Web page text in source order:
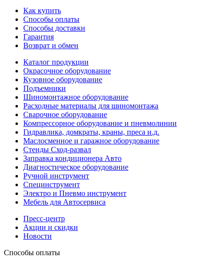
Как купить
Способы оплаты
Способы доставки
Гарантия
Возврат и обмен
Каталог продукции
Окрасочное оборудование
Кузовное оборудование
Подъемники
Шиномонтажное оборудование
Расходные материалы для шиномонтажа
Сварочное оборудование
Компрессорное оборудование и пневмолинии
Гидравлика, домкраты, краны, преса и.д.
Маслосменное и гаражное оборудование
Стенды Сход-развал
Заправка кондиционера Авто
Диагностическое оборудование
Ручной инструмент
Специнструмент
Электро и Пневмо инструмент
Мебель для Автосервиса
Пресс-центр
Акции и скидки
Новости
Способы оплаты